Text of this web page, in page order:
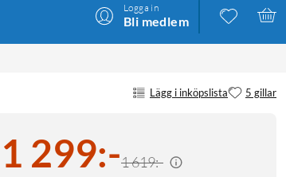
Logga in
Bli medlem
Lägg i inköpslista 5 gillar
1 299:-1 619:-